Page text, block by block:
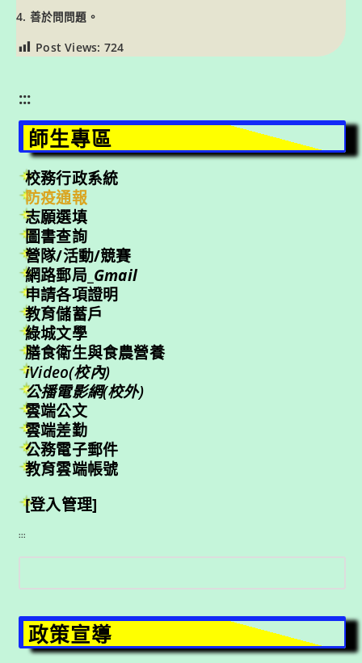
4. 善於問問題。
Post Views: 724
:::
師生專區
校務行政系統
防疫通報
志願選填
圖書查詢
營隊/活動/競賽
網路郵局_ Gmail
申請各項證明
教育儲蓄戶
綠城文學
膳食衛生與食農營養
iVideo(校內)
公播電影網(校外)
雲端公文
雲端差勤
公務電子郵件
教育雲端帳號
[登入管理]
:::
尋
政策宣導